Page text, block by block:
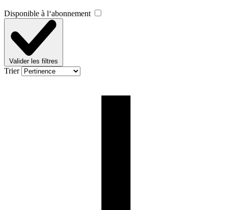
Disponible à l‘abonnement
Valider les filtres
Trier